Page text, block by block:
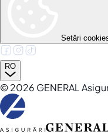
Setări
RO
©2026 GENERAL